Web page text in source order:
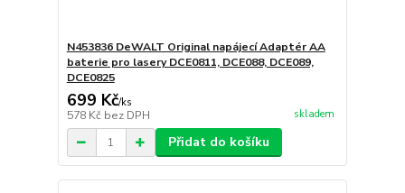
N453836 DeWALT Original napájecí Adaptér AA
baterie pro lasery DCE0811, DCE088, DCE089,
DCE0825
699 Kč/ks
578 Kč bez DPH skladem
Přidat do košíku